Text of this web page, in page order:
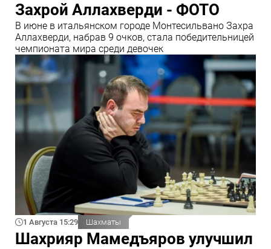
Захрой Аллахверди - ФОТО
В июне в итальянском городе Монтесильвано Захра
Аллахверди, набрав 9 очков, стала победительницей
чемпионата мира среди девочек
1 Августа 15:29 Шахматы
Шахрияр Мамедъяров улучшил